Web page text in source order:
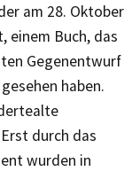
am 28. Oktober
einem Buch, das
Gegenentwurf
haben.
durch das
wurden in